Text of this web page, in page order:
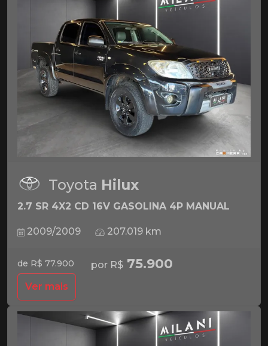
Toyota Hilux
2.7 SR 4X2 CD 16V GASOLINA 4P MANUAL
2009/2009 207.019 km
de R$ 77.900 por R$ 75.900
Ver mais